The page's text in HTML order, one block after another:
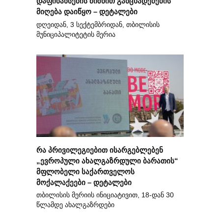
მიღება დაიწყო – დეტალები
დღეიდან, 3 სექტემბრიდან, თბილისის
მუნიციპალიტეტის მერია
რა პრივილეგიებით ისარგებლებენ
„ევროპული ახალგაზრდული ბარათის“
მფლობელი საქართველოს
მოქალაქეები – დეტალები
თბილისის მერიის ინიციატივით, 18-დან 30
წლამდე ახალგაზრდები